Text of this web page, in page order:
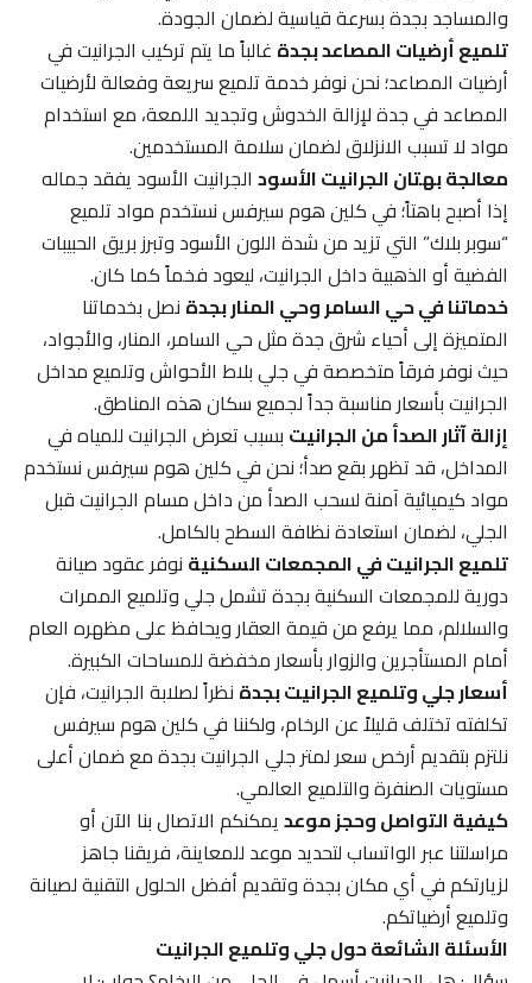
والمساجد بجدة بسرعة قياسية لضمان الجودة.
تلميع أرضيات المصاعد بجدةغالباً ما يتم تركيب الجرانيت في
أرضيات المصاعد؛ نحن نوفر خدمة تلميع سريعة وفعالة لأرضيات
المصاعد في جدة لإزالة الخدوش وتجديد اللمعة، مع استخدام
مواد لا تسبب الانزلاق لضمان سلامة المستخدمين.
معالجة بهتان الجرانيت الأسودالجرانيت الأسود يفقد جماله
إذا أصبح باهتاً؛ في كلين هوم سيرفس نستخدم مواد تلميع
“سوبر بلاك” التي تزيد من شدة اللون الأسود وتبرز بريق الحبيبات
الفضية أو الذهبية داخل الجرانيت، ليعود فخماً كما كان.
خدماتنا في حي السامر وحي المنار بجدةنصل بخدماتنا
المتميزة إلى أحياء شرق جدة مثل حي السامر، المنار، والأجواد،
حيث نوفر فرقاً متخصصة في جلي بلاط الأحواش وتلميع مداخل
الجرانيت بأسعار مناسبة جداً لجميع سكان هذه المناطق.
إزالة آثار الصدأ من الجرانيتبسبب تعرض الجرانيت للمياه في
المداخل، قد تظهر بقع صدأ؛ نحن في كلين هوم سيرفس نستخدم
مواد كيميائية آمنة لسحب الصدأ من داخل مسام الجرانيت قبل
الجلي، لضمان استعادة نظافة السطح بالكامل.
تلميع الجرانيت في المجمعات السكنيةنوفر عقود صيانة
دورية للمجمعات السكنية بجدة تشمل جلي وتلميع الممرات
والسلالم، مما يرفع من قيمة العقار ويحافظ على مظهره العام
أمام المستأجرين والزوار بأسعار مخفضة للمساحات الكبيرة.
أسعار جلي وتلميع الجرانيت بجدةنظراً لصلابة الجرانيت، فإن
تكلفته تختلف قليلاً عن الرخام، ولكننا في كلين هوم سيرفس
نلتزم بتقديم أرخص سعر لمتر جلي الجرانيت بجدة مع ضمان أعلى
مستويات الصنفرة والتلميع العالمي.
كيفية التواصل وحجز موعديمكنكم الاتصال بنا الآن أو
مراسلتنا عبر الواتساب لتحديد موعد للمعاينة، فريقنا جاهز
لزيارتكم في أي مكان بجدة وتقديم أفضل الحلول التقنية لصيانة
وتلميع أرضياتكم.
الأسئلة الشائعة حول جلي وتلميع الجرانيت